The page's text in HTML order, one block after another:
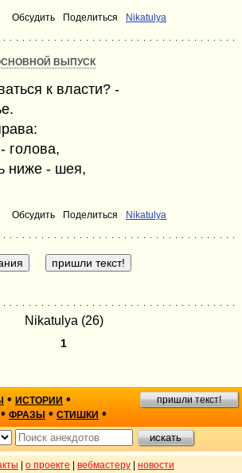
Обсудить Поделиться Nikatulya
ВЫПУСК
к власти? -
голова,
ниже - шея,
Обсудить Поделиться Nikatulya
Nikatulya (26)
1
• ИСТОРИИ •
• ФРАЗЫ • СТИШКИ •
пришли текст!
о проекте вебмастеру новости